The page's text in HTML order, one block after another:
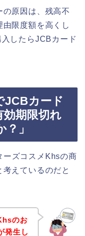
原因は、残高不
限度額を高くし
したらJCBカード
JCBカード
効期限切れ
」
ーズコスメKhsの商
えているのだと
のお
発生し